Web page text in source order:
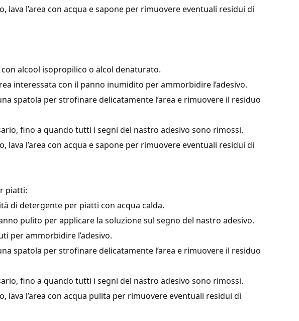
lava l’area con acqua e sapone per rimuovere eventuali residui di
alcool isopropilico o alcol denaturato.
interessata con il panno inumidito per ammorbidire l’adesivo.
spatola per strofinare delicatamente l’area e rimuovere il residuo
fino a quando tutti i segni del nastro adesivo sono rimossi.
lava l’area con acqua e sapone per rimuovere eventuali residui di
piatti:
di detergente per piatti con acqua calda.
pulito per applicare la soluzione sul segno del nastro adesivo.
per ammorbidire l’adesivo.
spatola per strofinare delicatamente l’area e rimuovere il residuo
fino a quando tutti i segni del nastro adesivo sono rimossi.
lava l’area con acqua pulita per rimuovere eventuali residui di